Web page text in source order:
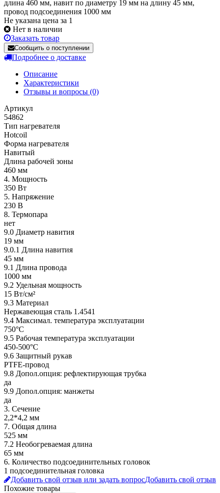
длина 460 мм, навит по диаметру 19 мм на длину 45 мм,
провод подсоединения 1000 мм
Не указана цена за 1
Нет в наличии
Заказать товар
Сообщить о поступлении
Подробнее о доставке
Описание
Характеристики
Отзывы и вопросы (0)
Артикул
54862
Тип нагревателя
Hotcoil
Форма нагревателя
Навитый
Длина рабочей зоны
460 мм
4. Мощность
350 Вт
5. Напряжение
230 В
8. Термопара
нет
9.0 Диаметр навития
19 мм
9.0.1 Длина навития
45 мм
9.1 Длина провода
1000 мм
9.2 Удельная мощность
15 Вт/см²
9.3 Материал
Нержавеющая сталь 1.4541
9.4 Максимал. температура эксплуатации
750°C
9.5 Рабочая температура эксплуатации
450-500°C
9.6 Защитный рукав
PTFE-провод
9.8 Допол.опция: рефлектирующая трубка
да
9.9 Допол.опция: манжеты
да
3. Сечение
2,2*4,2 мм
7. Общая длина
525 мм
7.2 Необогреваемая длина
65 мм
6. Количество подсоединительных головок
1 подсоединительная головка
Добавить свой отзыв или задать вопросДобавить свой отзыв
Похожие товары